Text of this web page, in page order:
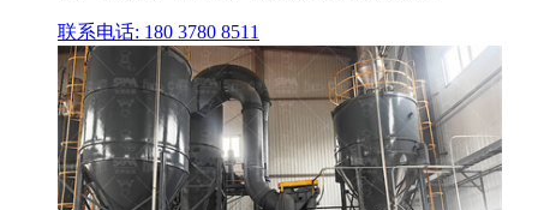
联系电话: 180 3780 8511